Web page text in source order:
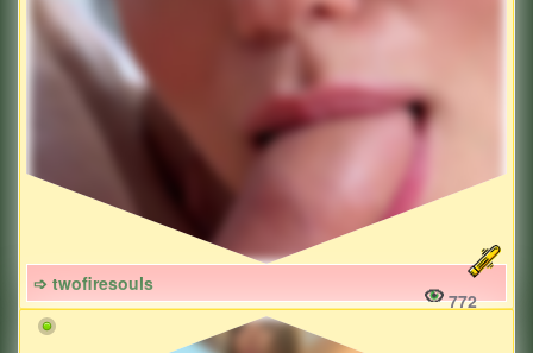
➩ twofiresouls
772